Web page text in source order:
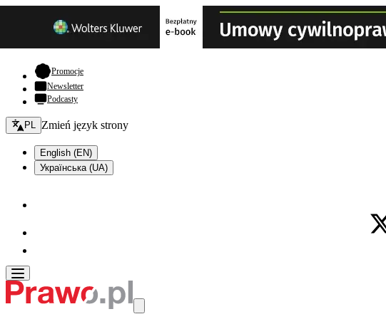
Promocje- otwiera się w nowej karcie
Newsletter
Podcasty
Zmień język - bieżący:
PL Zmień język strony
English (EN)
Українська (UA)
X -